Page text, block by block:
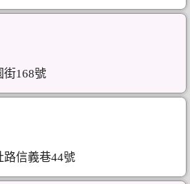
街168號
路信義巷44號